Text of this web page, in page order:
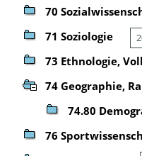
70
71 Soziologie
73 Ethnologie,
74 Geographie,
74.80
76